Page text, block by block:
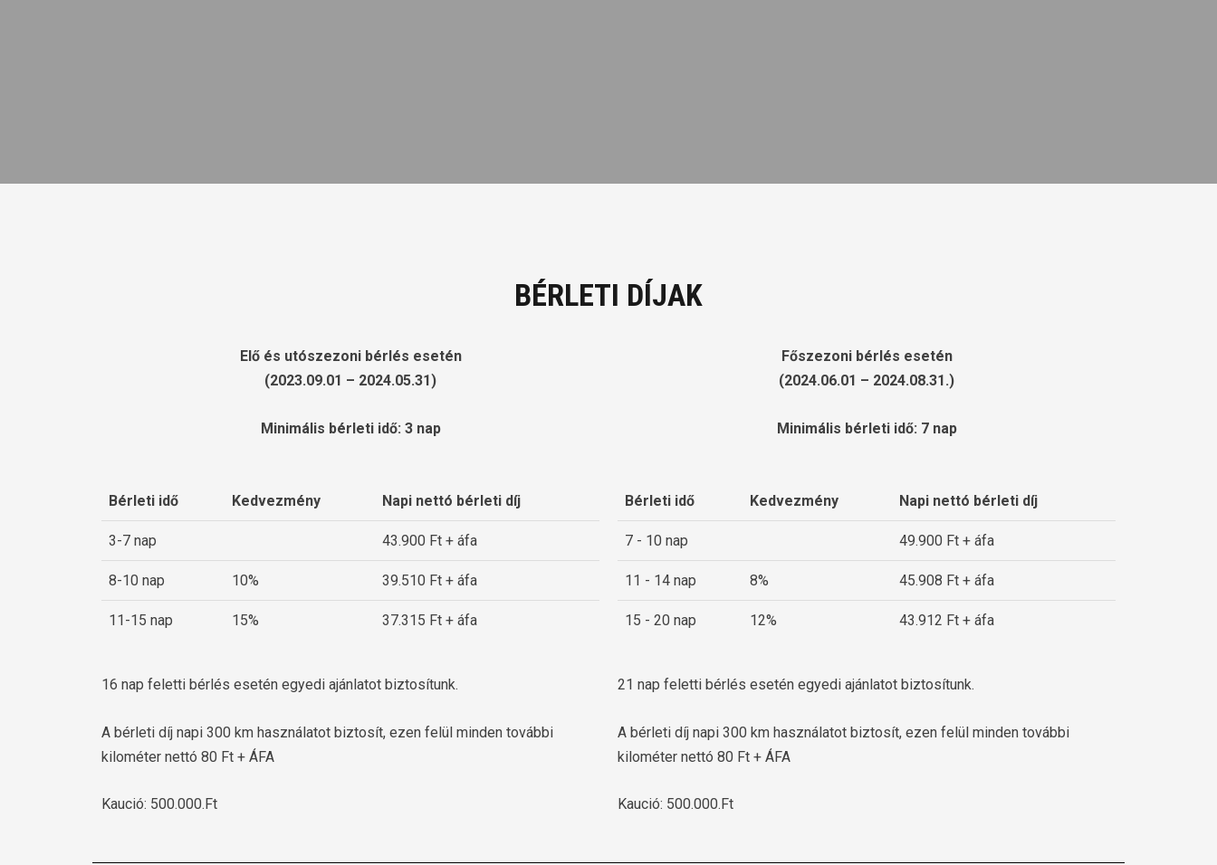
BÉRLETI DÍJAK
Elő és utószezoni bérlés esetén
(2023.09.01 – 2024.05.31)
Minimális bérleti idő: 3 nap
Bérleti idő Kedvezmény Napi nettó bérleti díj
3-7 nap 43.900 Ft + áfa
8-10 nap 10% 39.510 Ft + áfa
11-15 nap 15% 37.315 Ft + áfa
16 nap feletti bérlés esetén egyedi ajánlatot biztosítunk.
A bérleti díj napi 300 km használatot biztosít, ezen felül minden további
kilométer nettó 80 Ft + ÁFA
Kaució: 500.000.Ft
Főszezoni bérlés esetén
(2024.06.01 – 2024.08.31.)
Minimális bérleti idő: 7 nap
Bérleti idő Kedvezmény Napi nettó bérleti díj
7 - 10 nap 49.900 Ft + áfa
11 - 14 nap 8% 45.908 Ft + áfa
15 - 20 nap 12% 43.912 Ft + áfa
21 nap feletti bérlés esetén egyedi ajánlatot biztosítunk.
A bérleti díj napi 300 km használatot biztosít, ezen felül minden további
kilométer nettó 80 Ft + ÁFA
Kaució: 500.000.Ft